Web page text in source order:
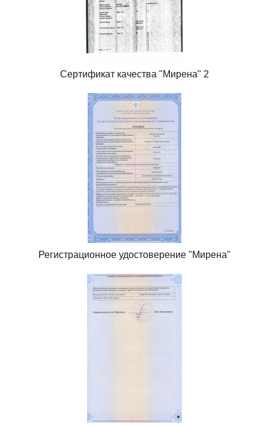
Сертификат качества "Мирена" 2
Регистрационное удостоверение "Мирена"